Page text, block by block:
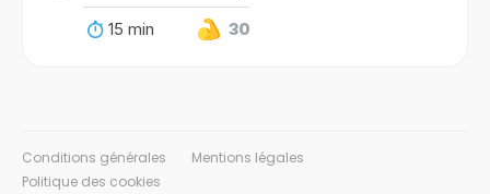
15 min 30
Conditions générales
Mentions légales
Politique des cookies